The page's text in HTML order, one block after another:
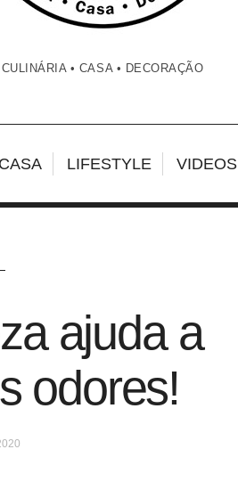
CULINÁRIA • CASA • DECORAÇÃO
CASA LIFESTYLE VIDEOS
ajuda a
odores!